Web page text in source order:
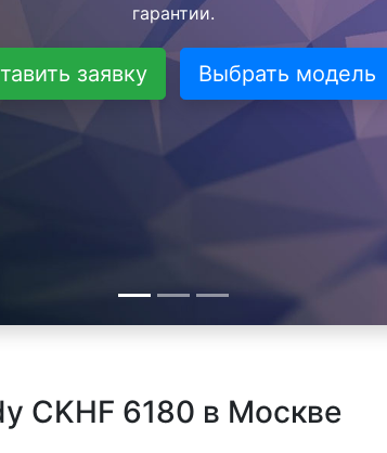
консультирование и диагностика.
заявку Выбрать модель
CKHF 6180 в Москве